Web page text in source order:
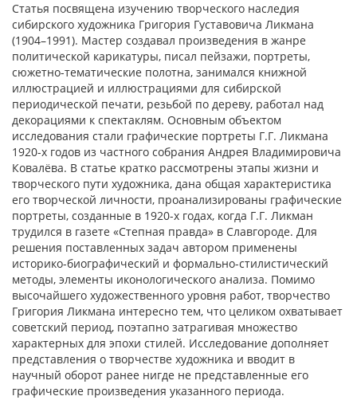
Статья посвящена изучению творческого наследия
сибирского художника Григория Густавовича Ликмана
(1904–1991). Мастер создавал произведения в жанре
политической карикатуры, писал пейзажи, портреты,
сюжетно-тематические полотна, занимался книжной
иллюстрацией и иллюстрациями для сибирской
периодической печати, резьбой по дереву, работал над
декорациями к спектаклям. Основным объектом
исследования стали графические портреты Г.Г. Ликмана
1920-х годов из частного собрания Андрея Владимировича
Ковалёва. В статье кратко рассмотрены этапы жизни и
творческого пути художника, дана общая характеристика
его творческой личности, проанализированы графические
портреты, созданные в 1920-х годах, когда Г.Г. Ликман
трудился в газете «Степная правда» в Славгороде. Для
решения поставленных задач автором применены
историко-биографический и формально-стилистический
методы, элементы иконологического анализа. Помимо
высочайшего художественного уровня работ, творчество
Григория Ликмана интересно тем, что целиком охватывает
советский период, поэтапно затрагивая множество
характерных для эпохи стилей. Исследование дополняет
представления о творчестве художника и вводит в
научный оборот ранее нигде не представленные его
графические произведения указанного периода.